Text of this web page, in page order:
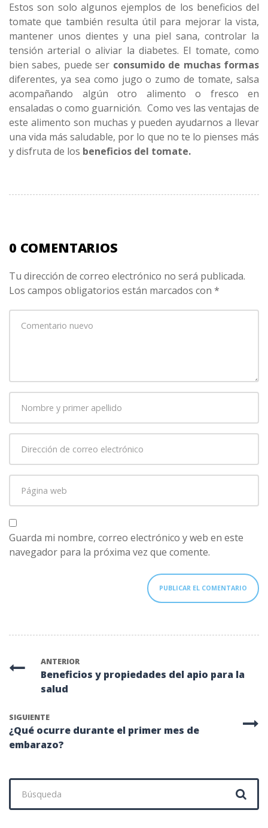
Estos son solo algunos ejemplos de los beneficios del
tomate que también resulta útil para mejorar la vista,
mantener unos dientes y una piel sana, controlar la
tensión arterial o aliviar la diabetes. El tomate, como
bien sabes, puede ser consumido de muchas formas
diferentes, ya sea como jugo o zumo de tomate, salsa
acompañando algún otro alimento o fresco en
ensaladas o como guarnición. Como ves las ventajas de
este alimento son muchas y pueden ayudarnos a llevar
una vida más saludable, por lo que no te lo pienses más
y disfruta de los beneficios del tomate.
0 COMENTARIOS
Tu dirección de correo electrónico no será publicada.
Los campos obligatorios están marcados con *
comentario*
primer
correo
web
Guarda mi nombre, correo electrónico y web en este
navegador para la próxima vez que comente.
ANTERIOR
Beneficios y propiedades del apio para la
salud
SIGUIENTE
¿Qué ocurre durante el primer mes de
embarazo?